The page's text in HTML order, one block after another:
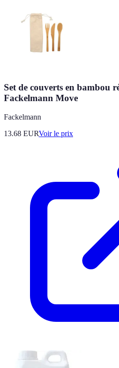
Set de couverts en bambou
Fackelmann Move
Fackelmann
13.68 EURVoir le prix